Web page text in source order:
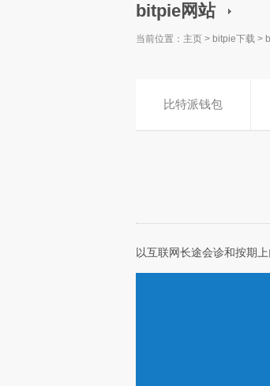
bitpie网站
当前位置： 主页 > bitpie下载 >
比特派钱包
以互联网长途会诊和按期